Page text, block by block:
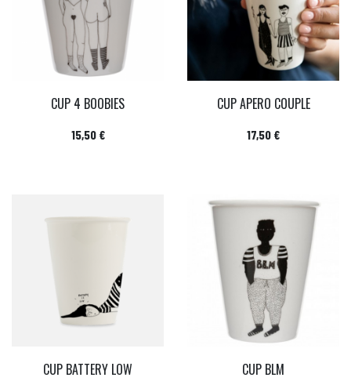
CUP 4 BOOBIES
Prix
15,50 €
CUP APERO COUPLE
Prix
17,50 €
CUP BATTERY LOW CUP BLM